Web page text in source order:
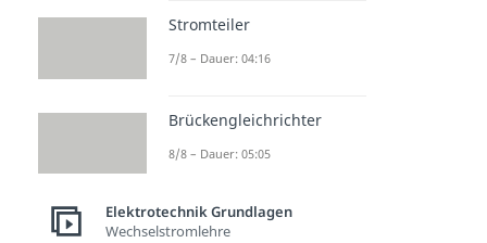
Stromteiler
7/8 – Dauer: 04:16
Brückengleichrichter
8/8 – Dauer: 05:05
Elektrotechnik Grundlagen
Wechselstromlehre